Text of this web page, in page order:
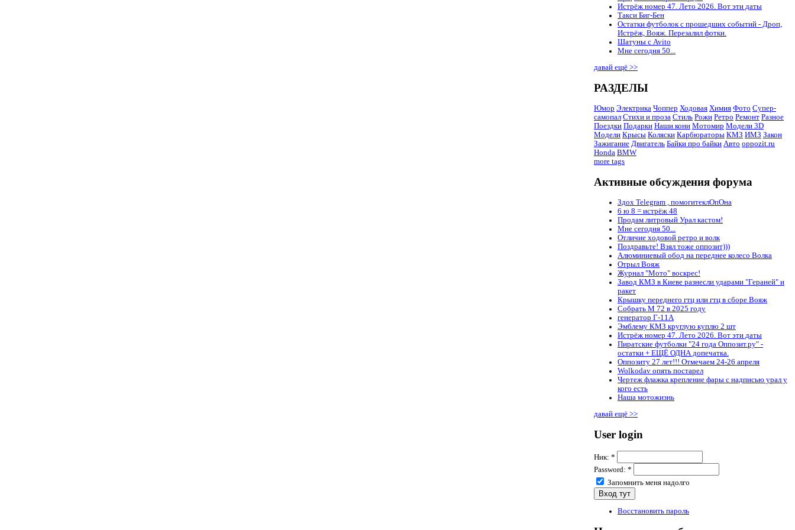
Истрёж номер 47. Лето 2026. Вот эти даты
Такси Биг-Бен
Остатки футболок с прошедших событий - Дроп,
Истрёж, Вояж. Перезалил фотки.
Шатуны с Avito
Мне сегодня 50...
давай ещё >>
РАЗДЕЛЫ
Юмор Электрика Чоппер Ходовая Химия Фото Супер-
самопал Стихи и проза Стиль Рожи Ретро Ремонт Разное
Поездки Подарки Наши кони Мотомир Модели 3D
Модели Крысы Коляски Карбюраторы КМЗ ИМЗ Закон
Зажигание Двигатель Байки про байки Авто oppozit.ru
Honda BMW
more tags
Активные обсуждения форума
Здох Telegram , помогитеклОпОна
6 ю 8 = истрёж 48
Продам литровый Урал кастом!
Мне сегодня 50...
Отличие ходовой ретро и волк
Поздравьте! Взял тоже оппозит)))
Алюминиевый обод на переднее колесо Волка
Отрыл Вояж
Журнал "Мото" воскрес!
Завод КМЗ в Киеве разнесли ударами "Гераней" и
ракет
Крышку переднего гтц или гтц в сборе Вояж
Собрать М 72 в 2025 году
генератор Г-11А
Эмблему КМЗ круглую куплю 2 шт
Истрёж номер 47. Лето 2026. Вот эти даты
Пиратские футболки "24 года Оппозит.ру" -
остатки + ЕЩЁ ОДНА допечатка.
Оппозиту 27 лет!!! Отмечаем 24-26 апреля
Wolkodav опять постарел
Чертеж флажка крепление фары с надписью урал у
кого есть
Наша мотожизнь
давай ещё >>
User login
Ник: *
Password: *
Запомнить меня надолго
Восстановить пароль